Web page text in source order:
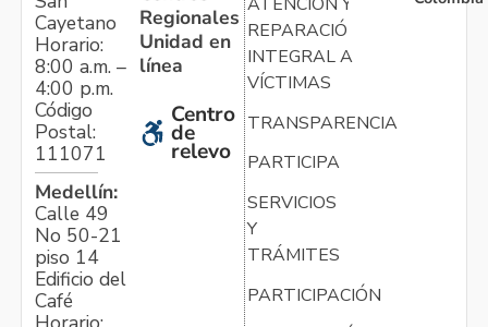
Cayetano
Horario:
8:00 a.m. –
4:00 p.m.
Código
Postal:
111071
Medellín:
Calle 49
No 50-21
piso 14
Edificio del
Café
Regionales
Unidad en
línea
Centro
de
relevo
REPARACIÓN
INTEGRAL A
VÍCTIMAS
TRANSPARENCIA
PARTICIPA
SERVICIOS
Y
TRÁMITES
PARTICIPACIÓN